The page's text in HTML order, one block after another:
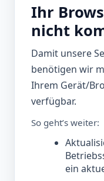
Ihr
nicht
Damit unsere
benötigen wir
Ihrem Gerät/
verfügbar.
So geht’s weiter:
ein